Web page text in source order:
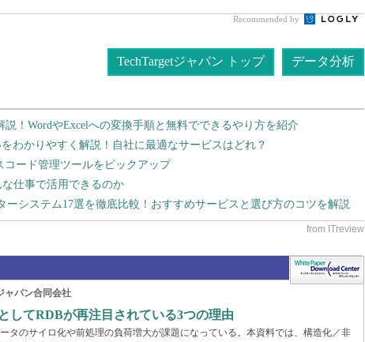
Recommended by
TechTargetジャパン トップ データ分析
説！WordやExcelへの変換手順と無料でできるやり方を紹介
をわかりやすく解説！自社に最適なサービスはどれ？
コード管理ツールをピックアップ
仕事で活用できるのか
ーシステム17選を徹底比較！おすすめサービスと選び方のコツを解説
ャパン合同会社
してRDBが再注目されている3つの理由
タのサイロ化や前処理の負荷増大が課題になっている。本資料では、構造化／非